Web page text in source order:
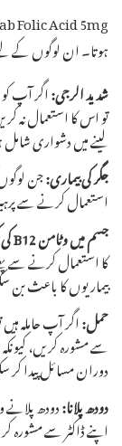
ہوتا۔ ان لوگوں کے
شدید الرجی:
تو اس کا استعمال نہ
لینے میں دشواری
جگر کی بیماری:جن
استعمال کرنے سے
جسم میں وٹامن B12 کی کمی:
کا استعمال کرنے سے
بیماریوں کا باعث
حمل:
دوران مسائل پیدا کر
دودھ پلانا:دودھ
اپنے ڈاکٹر سے مشورہ